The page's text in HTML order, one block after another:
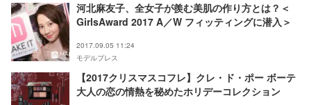
河北麻友子、全女子が羨む美肌の作り方とは？＜
GirlsAward 2017 A／W フィッティングに潜入＞
2017.09.05 11:24
モデルプレス
【2017クリスマスコフレ】クレ・ド・ポー ボーテ
大人の恋の情熱を秘めたホリデーコレクション